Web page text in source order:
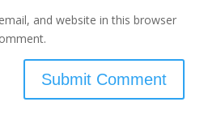
and website in this browser